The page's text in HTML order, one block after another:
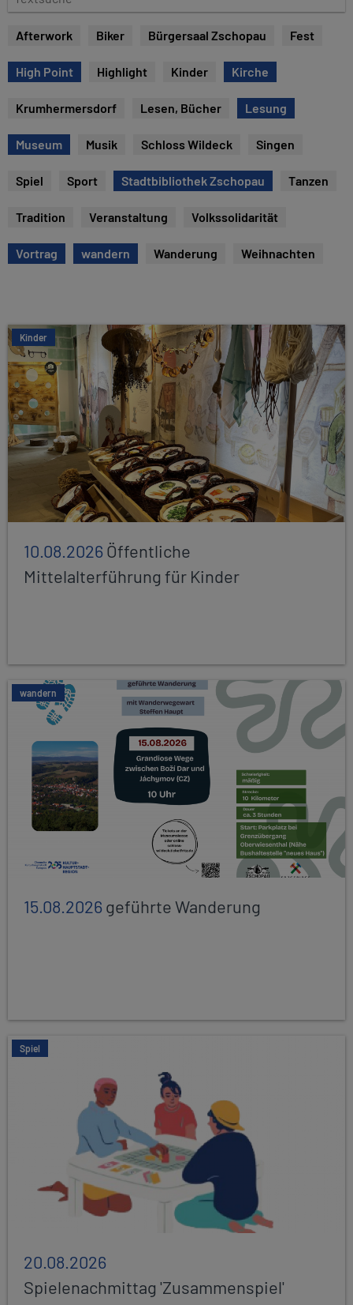
e
s
u
e
Afterwork Biker Bürgersaal Zschopau Fest
High Point Highlight Kinder Kirche
Krumhermersdorf Lesen, Bücher Lesung
Museum Musik Schloss Wildeck Singen
Spiel Sport Stadtbibliothek Zschopau Tanzen
Tradition Veranstaltung Volkssolidarität
Vortrag wandern Wanderung Weihnachten
Kinder
10.08.2026Öffentliche
Mittelalterführung für Kinder
wandern
15.08.2026geführte Wanderung
Spiel
20.08.2026
Spielenachmittag 'Zusammenspiel'